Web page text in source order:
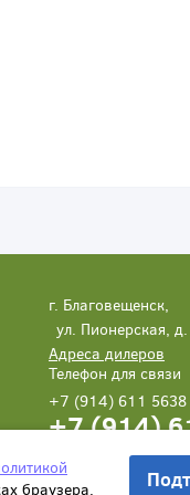
г. Благовещенск,
ул. Пионерская,
Адреса дилеров
Телефон для связи
+7 (914) 611 5638
+7 (914)
Написать нам
браузера.